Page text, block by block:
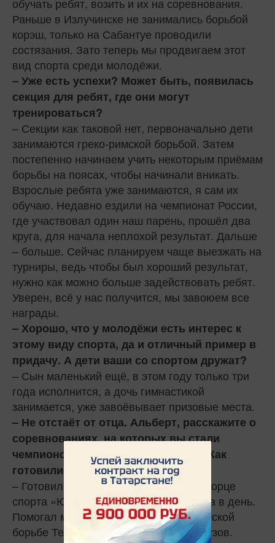
Раньше в Излучинске не занимались борьбой
корэш, только на Сабантуе проводили
состязания. Зато теперь мы продвигаем этот
вид спорта среди молодёжи.
– Уже есть успехи? Может быть, появилась
секция для ребят, где они могут
тренироваться?
– Секции как таковой нет, первоначально дети
занимаются греко-римской борьбой. Затем
постепенно начинаем учить некоторым приёмам
борьбы на поясах, чтобы начинали вникать.
Взрослые ребята уже занимаются, я сам их
обучаю. Недавно ездили на чемпионат России,
где участвовал один наш парень, прошёл два
круга, для начала неплохой результат. Дальше
– больше. Сейчас планируем чаще выезжать на
турниры, ведь чтобы был хороший результат,
нужно как можно больше задействовать ребят.
Уверен, всё у нас получится, мы завоюем все
награды.
– Хорошо, что у молодёжи есть интерес к
этому виду спорта, да и отличный пример в
придачу. А дети ваши со спортом дружат?
– Сын маленький ещё, в этом году только три
года исполнится, а дочь гимнастикой
занимается, уже завоёвывает призовые места.
– Не отстаёт от отца. Альберт, расскажите о
соревнованиях, на которых вы стали
чемпионом мира по борьбе корэш. Как
готовились, кто помогал?
– Готовился у нас в Излучинске, во Дворце
спорта «Югра», тренировался три раза в день.
Помогал мне наш тренер по греко-римской
борьбе Тельман Муртазалиевич Муртузов.